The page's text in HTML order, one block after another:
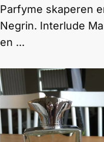
Parfyme skaperen
Negrin. Interlude
en ...